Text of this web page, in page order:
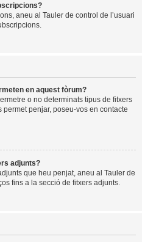
aneu al Tauler de control de l’usuari
en aquest fòrum?
o no determinats tipus de fitxers
penjar, poseu-vos en contacte
adjunts?
que heu penjat, aneu al Tauler de
fins a la secció de fitxers adjunts.